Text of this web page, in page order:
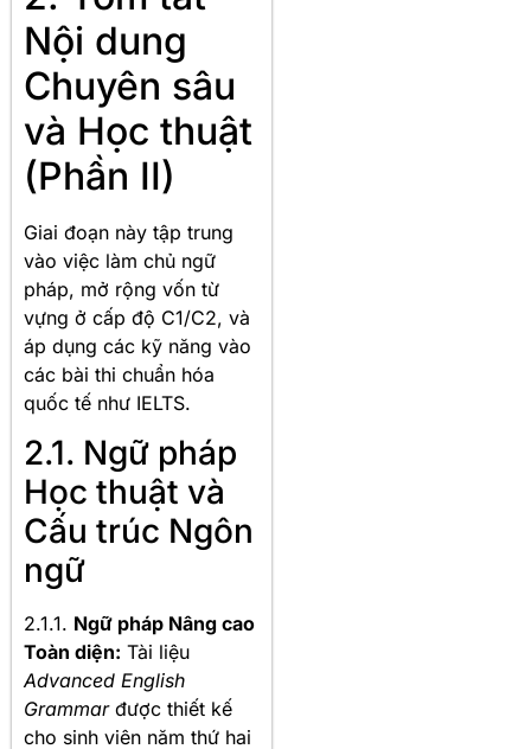
Nội dung
Chuyên sâu
và Học thuật
(Phần II)
Giai đoạn này tập trung
vào việc làm chủ ngữ
pháp, mở rộng vốn từ
vựng ở cấp độ C1/C2, và
áp dụng các kỹ năng vào
các bài thi chuẩn hóa
quốc tế như IELTS.
2.1. Ngữ pháp
Học thuật và
Cấu trúc Ngôn
ngữ
2.1.1. Ngữ pháp Nâng cao
Toàn diện: Tài liệu
Advanced English
Grammarđược thiết kế
cho sinh viên năm thứ hai